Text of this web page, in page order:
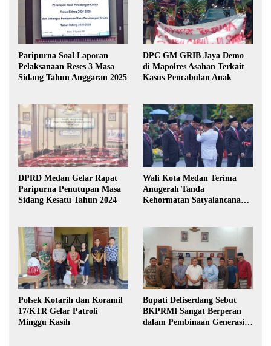
Paripurna Soal Laporan
Pelaksanaan Reses 3 Masa
Sidang Tahun Anggaran 2025
DPC GM GRIB Jaya Demo
di Mapolres Asahan Terkait
Kasus Pencabulan Anak
DPRD Medan Gelar Rapat
Paripurna Penutupan Masa
Sidang Kesatu Tahun 2024
Wali Kota Medan Terima
Anugerah Tanda
Kehormatan Satyalancana
Polsek Kotarih dan Koramil
17/KTR Gelar Patroli
Minggu Kasih
Bupati Deliserdang Sebut
BKPRMI Sangat Berperan
dalam Pembinaan Generasi